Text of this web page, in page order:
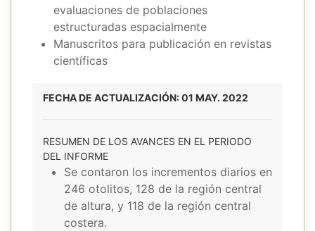
evaluaciones de poblaciones
estructuradas espacialmente
Manuscritos para publicación en revistas
científicas
FECHA DE ACTUALIZACIÓN: 01 MAY. 2022
RESUMEN DE LOS AVANCES EN EL PERIODO
DEL INFORME
Se contaron los incrementos diarios en
246 otolitos, 128 de la región central
de altura, y 118 de la región central
costera.